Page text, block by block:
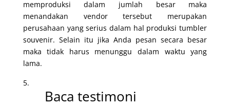
memproduksi dalam jumlah besar maka
menandakan vendor tersebut merupakan
perusahaan yang serius dalam hal produksi tumbler
souvenir. Selain itu jika Anda pesan secara besar
maka tidak harus menunggu dalam waktu yang
lama.
Baca testimoni